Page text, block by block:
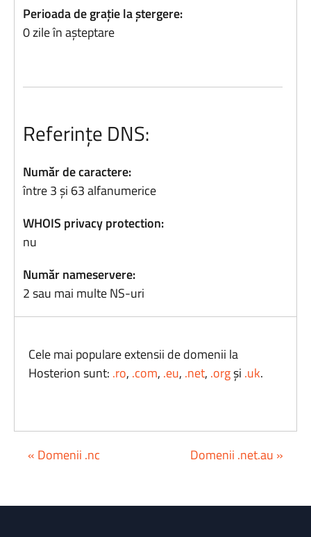
Perioada de grație la ștergere:
0 zile în așteptare
Referințe DNS:
Număr de caractere:
între 3 și 63 alfanumerice
WHOIS privacy protection:
nu
Număr nameservere:
2 sau mai multe NS-uri
Cele mai populare extensii de domenii la
Hosterion sunt: .ro, .com, .eu, .net, .orgși .uk.
« Domenii .nc Domenii .net.au »